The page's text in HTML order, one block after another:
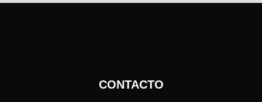
CONTACTO